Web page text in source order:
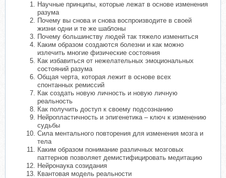
Научные принципы, которые лежат в основе изменения
разума
Почему вы снова и снова воспроизводите в своей
жизни одни и те же шаблоны
Почему большинству людей так тяжело измениться
Каким образом создаются болезни и как можно
излечить многие физические состояния
Как избавиться от нежелательных эмоциональных
состояний разума
Общая черта, которая лежит в основе всех
спонтанных ремиссий
Как создать новую личность и новую личную
реальность
Как получить доступ к своему подсознанию
Нейропластичность и эпигенетика – ключ к изменению
судьбы
Сила ментального повторения для изменения мозга и
тела
Каким образом понимание различных мозговых
паттернов позволяет демистифицировать медитацию
Нейронаука созидания
Квантовая модель реальности